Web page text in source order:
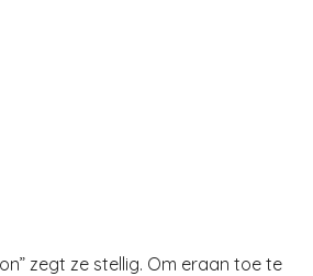
zegt ze stellig. Om eraan toe te